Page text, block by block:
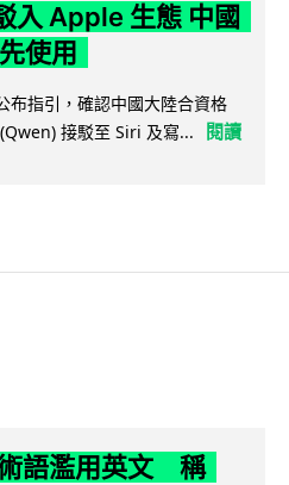
入 Apple 生態 中國
使用
指引，確認中國大陸合資格
接駁至 Siri 及寫...
閱讀
語濫用英文 稱